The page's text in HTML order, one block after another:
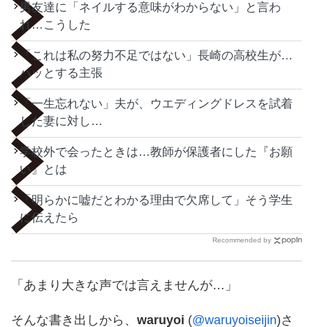
男友達に「ネイルする意味がわからない」と言わ
れ…こうした
「これは私の努力不足ではない」長崎の高校生が…
ハッとする主張
「一生忘れない」夫が、ウエディングドレスを試着
した妻に対し…
学校外で会ったときは…教師が保護者にした『お願
い』とは
「明らかに嘘だとわかる理由で欠席して」そう学生
に伝えたら
Recommended by
「あまり大きな声では言えませんが…」
そんな書き出しから、 waruyoi (@waruyoiseijin)さ